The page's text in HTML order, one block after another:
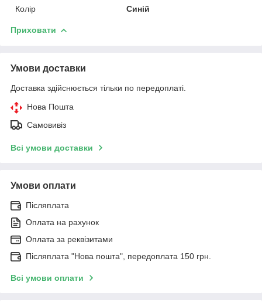
Колір
Синій
Приховати
Умови доставки
Доставка здійснюється тільки по передоплаті.
Нова Пошта
Самовивіз
Всі умови доставки
Умови оплати
Післяплата
Оплата на рахунок
Оплата за реквізитами
Післяплата "Нова пошта", передоплата 150 грн.
Всі умови оплати